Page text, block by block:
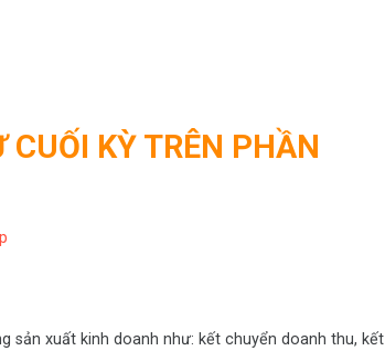
CUỐI KỲ TRÊN PHẦN
sản xuất kinh doanh như: kết chuyển doanh thu, kết